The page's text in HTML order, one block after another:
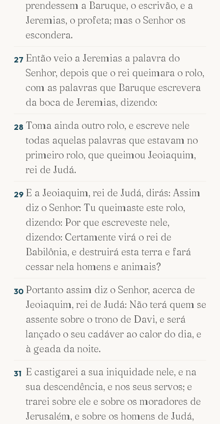
prendessem a Baruque, o escrivão, e a
Jeremias, o profeta; mas o Senhor os
escondera.
27 Então veio a Jeremias a palavra do
Senhor, depois que o rei queimara o rolo,
com as palavras que Baruque escrevera
da boca de Jeremias, dizendo:
28 Toma ainda outro rolo, e escreve nele
todas aquelas palavras que estavam no
primeiro rolo, que queimou Jeoiaquim,
rei de Judá.
29 E a Jeoiaquim, rei de Judá, dirás: Assim
diz o Senhor: Tu queimaste este rolo,
dizendo: Por que escreveste nele,
dizendo: Certamente virá o rei de
Babilônia, e destruirá esta terra e fará
cessar nela homens e animais?
30 Portanto assim diz o Senhor, acerca de
Jeoiaquim, rei de Judá: Não terá quem se
assente sobre o trono de Davi, e será
lançado o seu cadáver ao calor do dia, e
à geada da noite.
31 E castigarei a sua iniquidade nele, e na
sua descendência, e nos seus servos; e
trarei sobre ele e sobre os moradores de
Jerusalém, e sobre os homens de Judá,